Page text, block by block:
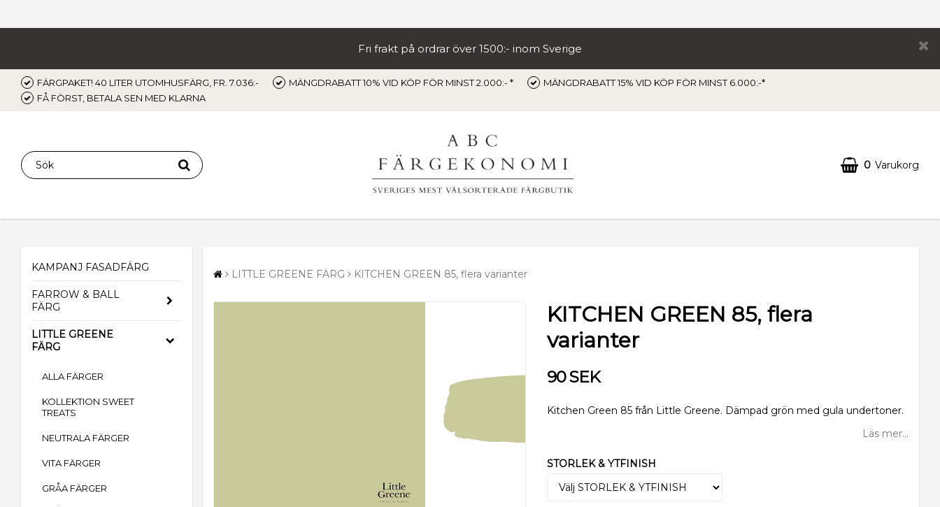
Fri frakt på ordrar över 1500:- inom Sverige
FÄRGPAKET! 40 LITER UTOMHUSFÄRG, FR. 7.036:- MÄNGDRABATT 10% VID KÖP FÖR MINST 2.000:- *
MÄNGDRABATT 15% VID KÖP FÖR MINST 6.000:-*
FÅ FÖRST, BETALA SEN MED KLARNA
0 Varukorg
KAMPANJ FASADFÄRG
FARROW & BALL
FÄRG
LITTLE GREENE
FÄRG
ALLA FÄRGER
KOLLEKTION SWEET
TREATS
NEUTRALA FÄRGER
VITA FÄRGER
GRÅA FÄRGER
LITTLE GREENE FÄRG KITCHEN GREEN 85, flera varianter
KITCHEN GREEN 85, flera
varianter
90 SEK
Kitchen Green 85 från Little Greene. Dämpad grön med gula undertoner.
Läs mer...
STORLEK & YTFINISH